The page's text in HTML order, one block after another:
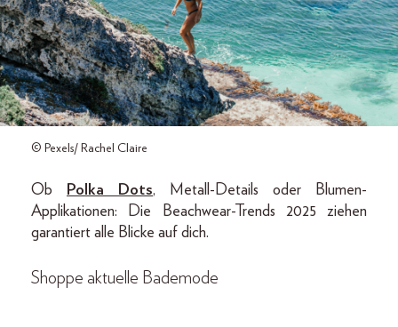
© Pexels/ Rachel Claire
Ob Polka Dots, Metall-Details oder Blumen-
Applikationen: Die Beachwear-Trends 2025 ziehen
garantiert alle Blicke auf dich.
Shoppe aktuelle Bademode